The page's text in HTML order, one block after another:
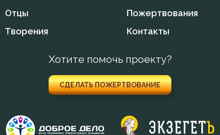
Отцы
Творения
Пожертвования
Контакты
Хотите помочь проекту?
СДЕЛАТЬ ПОЖЕРТВОВАНИЕ